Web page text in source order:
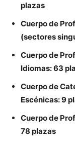
plazas
Cuerpo de
(sectores
Cuerpo de
Idiomas: 63
Cuerpo de
Escénicas: 9
Cuerpo de
78 plazas